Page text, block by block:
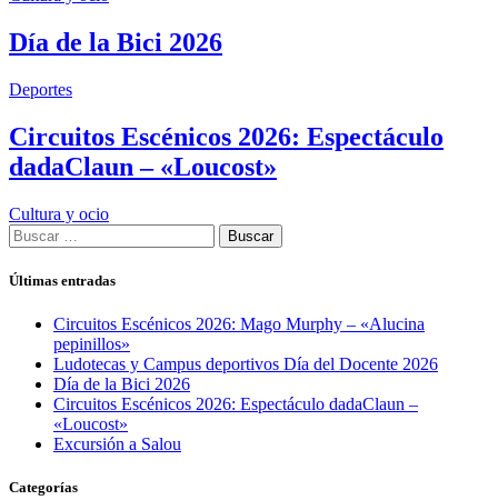
Día de la Bici 2026
Deportes
Circuitos Escénicos 2026: Espectáculo
dadaClaun – «Loucost»
Cultura y ocio
Buscar:
Últimas entradas
Circuitos Escénicos 2026: Mago Murphy – «Alucina
pepinillos»
Ludotecas y Campus deportivos Día del Docente 2026
Día de la Bici 2026
Circuitos Escénicos 2026: Espectáculo dadaClaun –
«Loucost»
Excursión a Salou
Categorías